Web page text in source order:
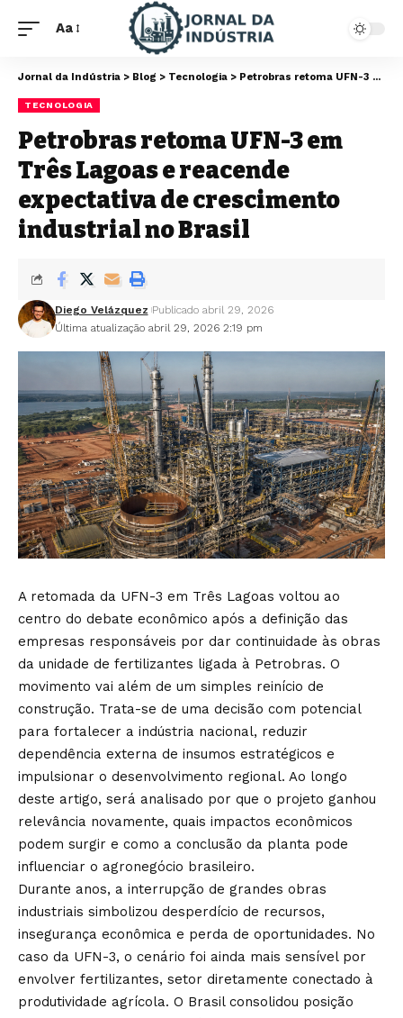
Aa
Jornal da Indústria > Blog > Tecnologia > Petrobras retoma UFN-3 em Três Lagoas e reacende expectativa de crescimento industrial no Brasil
TECNOLOGIA
Petrobras retoma UFN-3 em
Três Lagoas e reacende
expectativa de crescimento
industrial no Brasil
Última atualização abril 29, 2026 2:19 pm
Diego Velázquez Publicado abril 29, 2026
A retomada da UFN-3 em Três Lagoas voltou ao
centro do debate econômico após a definição das
empresas responsáveis por dar continuidade às obras
da unidade de fertilizantes ligada à Petrobras. O
movimento vai além de um simples reinício de
construção. Trata-se de uma decisão com potencial
para fortalecer a indústria nacional, reduzir
dependência externa de insumos estratégicos e
impulsionar o desenvolvimento regional. Ao longo
deste artigo, será analisado por que o projeto ganhou
relevância novamente, quais impactos econômicos
podem surgir e como a conclusão da planta pode
influenciar o agronegócio brasileiro.
Durante anos, a interrupção de grandes obras
industriais simbolizou desperdício de recursos,
insegurança econômica e perda de oportunidades. No
caso da UFN-3, o cenário foi ainda mais sensível por
envolver fertilizantes, setor diretamente conectado à
produtividade agrícola. O Brasil consolidou posição